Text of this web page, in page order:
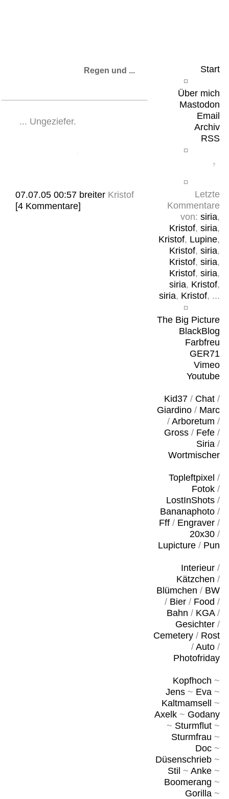
Start
Über mich
Mastodon
Email
Archiv
RSS
Letzte
Kommentare
von: siria,
Kristof, siria,
Kristof, Lupine,
Kristof, siria,
Kristof, siria,
Kristof, siria,
siria, Kristof,
siria, Kristof, ...
The Big Picture
BlackBlog
Farbfreu
GER71
Vimeo
Youtube
Kid37/ Chat/
Giardino/ Marc
/ Arboretum /
Gross/ Fefe/
Siria/
Wortmischer
Topleftpixel /
Fotok/
LostInShots/
Bananaphoto/
Fff/ Engraver/
20x30/
Lupicture/ Pun
Interieur/
Kätzchen /
Blümchen / BW
/ Bier/ Food /
Bahn / KGA/
Gesichter/
Cemetery/ Rost
/ Auto/
Photofriday
Kopfhoch ~
Jens~ Eva~
Kaltmamsell
~
Axelk~ Godany
~ Sturmflut~
Sturmfrau ~
Doc~
Düsenschrieb~
Stil ~ Anke~
Boomerang ~
Gorilla~
Regen und ...
... Ungeziefer.
07.07.05 00:57 breiter Kristof
[4 Kommentare]